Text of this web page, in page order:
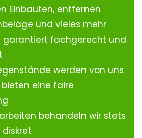
Einbauten, entfernen
und vieles mehr
garantiert fachgerecht und
werden von uns
eine faire
behandeln wir stets